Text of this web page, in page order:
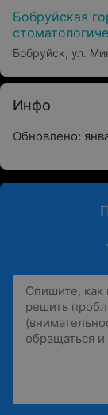
Бобруйская
Бобруйск, ул.
Инфо
Обновлено: